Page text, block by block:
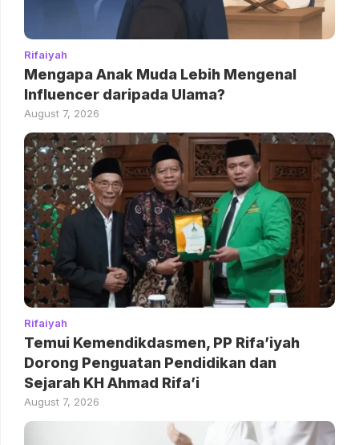
Rifaiyah
Mengapa Anak Muda Lebih Mengenal
Influencer daripada Ulama?
August 7, 2026
Rifaiyah
Temui Kemendikdasmen, PP Rifa’iyah
Dorong Penguatan Pendidikan dan
Sejarah KH Ahmad Rifa’i
August 7, 2026